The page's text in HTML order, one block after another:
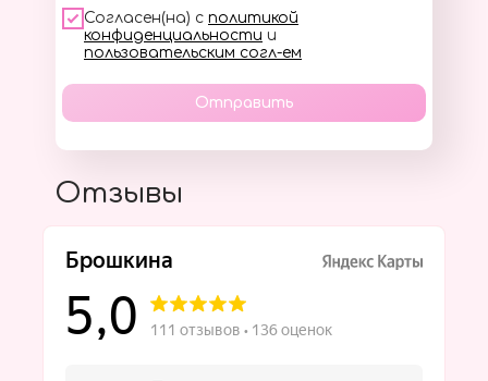
Согласен(на) с политикой
конфиденциальности и
пользовательским согл-ем
Отправить
Отзывы